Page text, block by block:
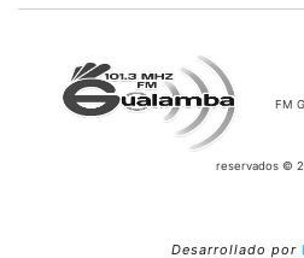
FM
reservados ©
Desarrollado por